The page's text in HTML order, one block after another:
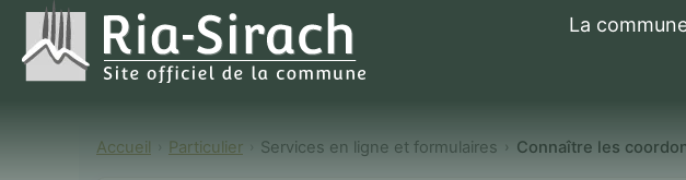
La
Accueil Particulier Services en ligne et formulaires Connaître les